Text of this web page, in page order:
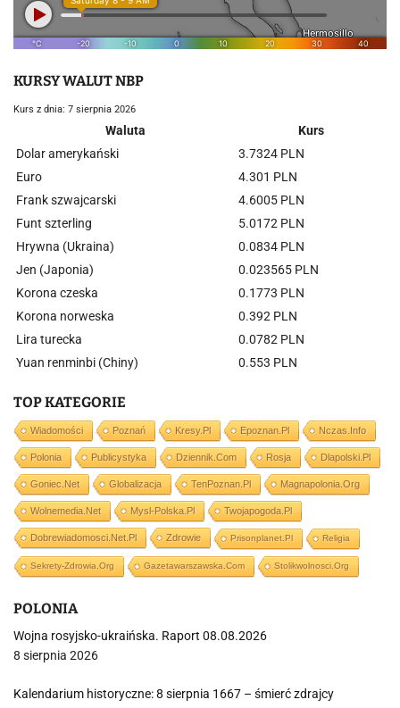
KURSY WALUT NBP
Kurs z dnia: 7 sierpnia 2026
Waluta
Kurs
Dolar amerykański
3.7324 PLN
Euro
4.301 PLN
Frank szwajcarski
4.6005 PLN
Funt szterling
5.0172 PLN
Hrywna (Ukraina)
0.0834 PLN
Jen (Japonia)
0.023565 PLN
Korona czeska
0.1773 PLN
Korona norweska
0.392 PLN
Lira turecka
0.0782 PLN
Yuan renminbi (Chiny)
0.553 PLN
TOP KATEGORIE
Wiadomości Poznań Kresy.pl Epoznan.pl Nczas.info
Polonia Publicystyka Dziennik.com Rosja Dlapolski.pl
Goniec.net Globalizacja TenPoznan.pl Magnapolonia.org
Wolnemedia.net Mysl-Polska.pl Twojapogoda.pl
Dobrewiadomosci.net.pl Zdrowie Prisonplanet.pl Religia
Sekrety-Zdrowia.org Gazetawarszawska.com Stolikwolnosci.org
POLONIA
Wojna rosyjsko-ukraińska. Raport 08.08.2026
8 sierpnia 2026
Kalendarium historyczne: 8 sierpnia 1667 – śmierć zdrajcy